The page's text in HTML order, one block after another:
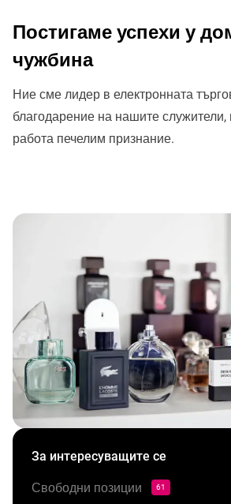
Постигаме успехи у
чужбина
Ние сме лидер в електронната
благодарение на нашите
работа печелим признание.
За интересуващите се
Свободни позиции 61